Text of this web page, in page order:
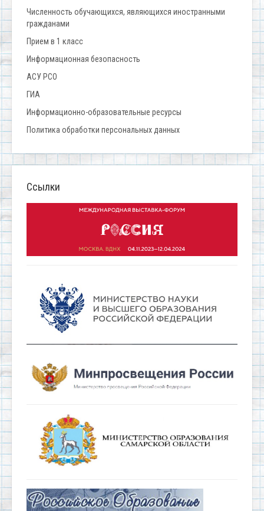
Численность обучающихся, являющихся иностранными
гражданами
Прием в 1 класс
Информационная безопасность
АСУ РСО
ГИА
Информационно-образовательные ресурсы
Политика обработки персональных данных
Ссылки